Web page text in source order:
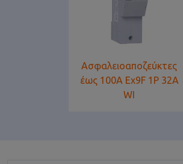
Ασφαλειοαποζεύκτες
έως 100Α Ex9F 1P 32A
WI